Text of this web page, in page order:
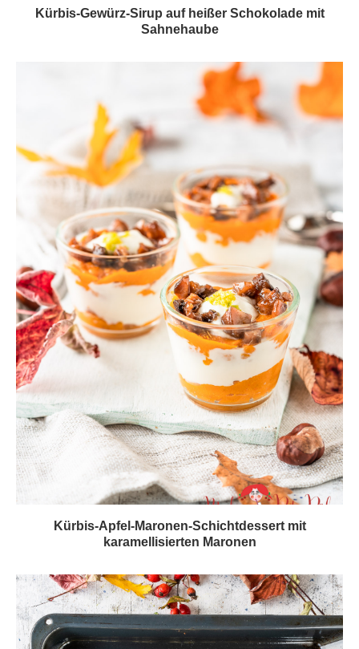
Kürbis-Gewürz-Sirup auf heißer Schokolade mit
Sahnehaube
Kürbis-Apfel-Maronen-Schichtdessert mit
karamellisierten Maronen